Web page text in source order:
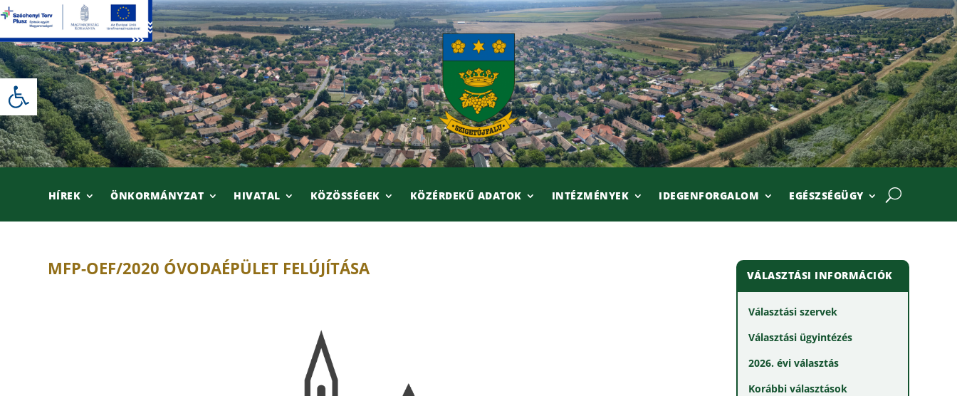
Skip
to
content
Eszköztár megnyitása
HÍREK ÖNKORMÁNYZAT HIVATAL KÖZÖSSÉGEK KÖZÉRDEKŰ ADATOK INTÉZMÉNYEK IDEGENFORGALOM EGÉSZSÉGÜGY
MFP-OEF/2020 ÓVODAÉPÜLET FELÚJÍTÁSA VÁLASZTÁSI INFORMÁCIÓK
Választási szervek
Választási ügyintézés
2026. évi választás
Korábbi választások